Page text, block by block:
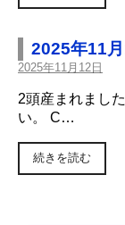
2025年11
2025年11月12日
2頭産まれまし
い。 C…
続きを読む